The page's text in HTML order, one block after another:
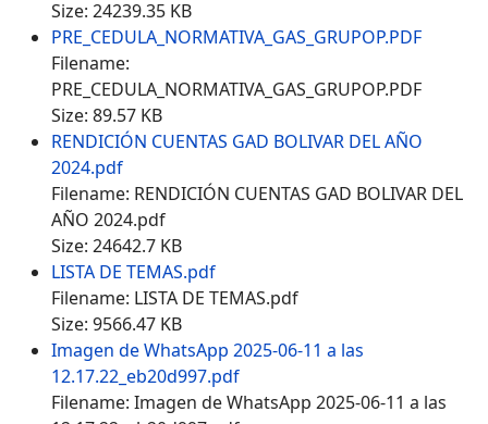
Size: 24239.35 KB
PRE_CEDULA_NORMATIVA_GAS_GRUPOP.PDF
Filename:
PRE_CEDULA_NORMATIVA_GAS_GRUPOP.PDF
Size: 89.57 KB
RENDICIÓN CUENTAS GAD BOLIVAR DEL AÑO
2024.pdf
Filename: RENDICIÓN CUENTAS GAD BOLIVAR DEL
AÑO 2024.pdf
Size: 24642.7 KB
LISTA DE TEMAS.pdf
Filename: LISTA DE TEMAS.pdf
Size: 9566.47 KB
Imagen de WhatsApp 2025-06-11 a las
12.17.22_eb20d997.pdf
Filename: Imagen de WhatsApp 2025-06-11 a las